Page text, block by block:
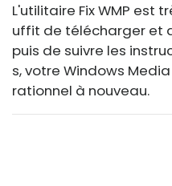
L'utilitaire Fix WMP est
uffit de télécharger et
puis de suivre les
s, votre Windows
rationnel à nouveau.